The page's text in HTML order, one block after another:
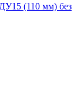
(110 мм) без